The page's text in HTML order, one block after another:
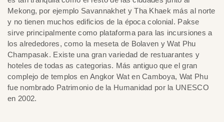
¡Gracias por su apoyo!
Mekong, por ejemplo Savannakhet y Tha Khaek más al norte
y no tienen muchos edificios de la época colonial. Pakse
sirve principalmente como plataforma para las incursiones a
los alrededores, como la meseta de Bolaven y Wat Phu
Champasak. Existe una gran variedad de restuarantes y
hoteles de todas as categorias. Más antiguo que el gran
complejo de templos en Angkor Wat en Camboya, Wat Phu
fue nombrado Patrimonio de la Humanidad por la UNESCO
en 2002.